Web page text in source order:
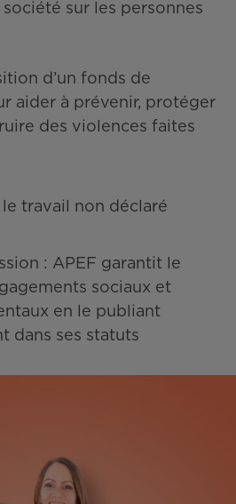
sur les personnes
d’un fonds de
aider à prévenir, protéger
des violences faites
travail non déclaré
: APEF garantit le
sociaux et
en le publiant
dans ses statuts